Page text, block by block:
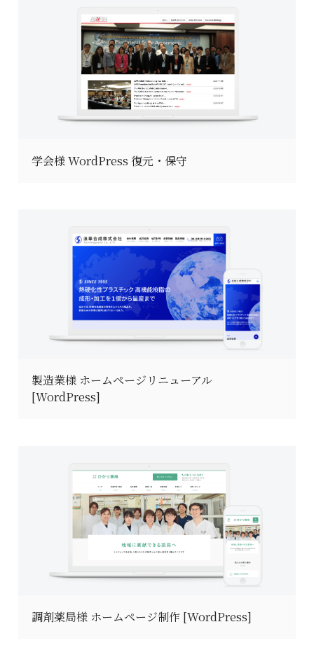
学会様 WordPress 復元・保守
製造業様 ホームページリニューアル
[WordPress]
調剤薬局様 ホームページ制作 [WordPress]